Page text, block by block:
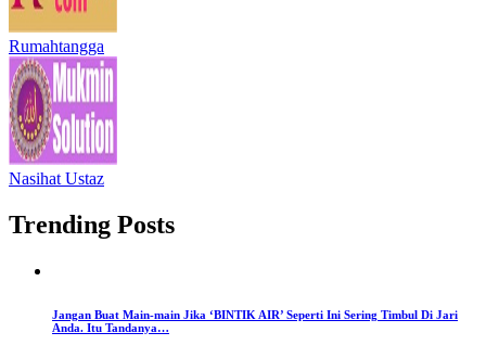
Rumahtangga
Nasihat Ustaz
Trending Posts
Jangan Buat Main-main Jika ‘BINTIK AIR’ Seperti Ini Sering Timbul Di Jari
Anda. Itu Tandanya…